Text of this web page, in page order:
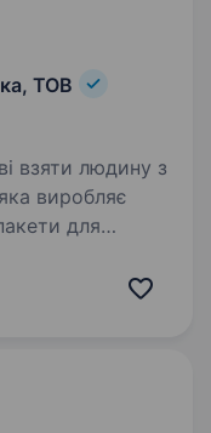
ТОВ
взяти людину з
для
а компанія